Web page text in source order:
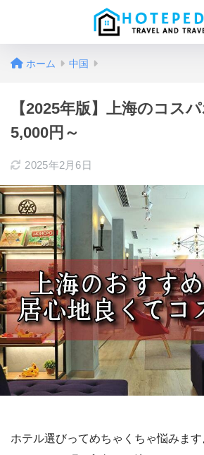
ホーム 中国
【2025年版】上海のコス
5,000円～
2025年2月6日
ホテル選びってめちゃくちゃ悩みま